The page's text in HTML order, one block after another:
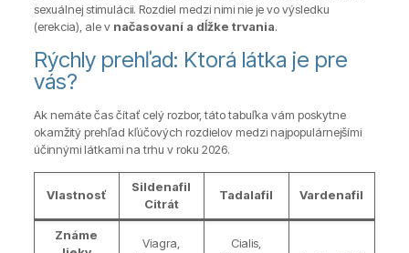
sexuálnej stimulácii. Rozdiel medzi nimi nie je vo výsledku
(erekcia), ale v načasovaní a dĺžke trvania.
Rýchly prehľad: Ktorá látka je pre
vás?
Ak nemáte čas čítať celý rozbor, táto tabuľka vám poskytne
okamžitý prehľad kľúčových rozdielov medzi najpopulárnejšími
účinnými látkami na trhu v roku 2026.
Vlastnosť
Sildenafil
Citrát
Tadalafil Vardenafil
Známe
Viagra,
Cialis,